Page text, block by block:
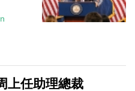
上任助理總裁